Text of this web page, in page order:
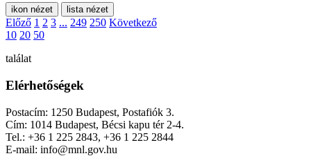
ikon nézet lista nézet
Előző 1 2 3 ... 249 250 Következő
10 20 50
találat
Elérhetőségek
Postacím: 1250 Budapest, Postafiók 3.
Cím: 1014 Budapest, Bécsi kapu tér 2-4.
Tel.: +36 1 225 2843, +36 1 225 2844
E-mail: info@mnl.gov.hu